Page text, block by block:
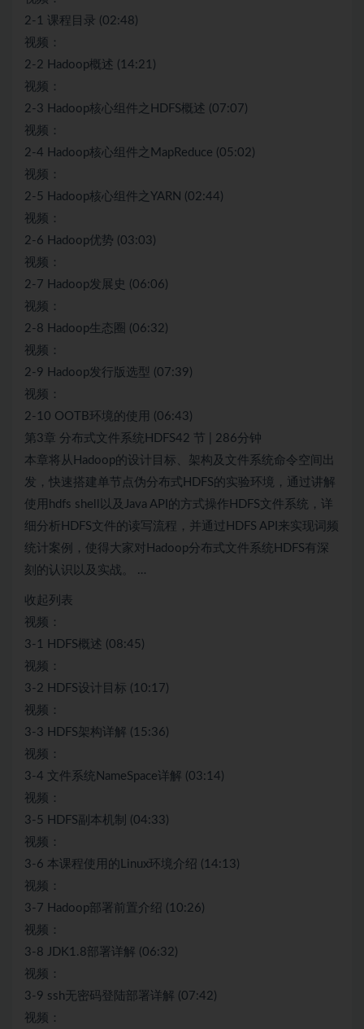
2-1 课程目录 (02:48)
视频：
2-2 Hadoop概述 (14:21)
视频：
2-3 Hadoop核心组件之HDFS概述 (07:07)
视频：
2-4 Hadoop核心组件之MapReduce (05:02)
视频：
2-5 Hadoop核心组件之YARN (02:44)
视频：
2-6 Hadoop优势 (03:03)
视频：
2-7 Hadoop发展史 (06:06)
视频：
2-8 Hadoop生态圈 (06:32)
视频：
2-9 Hadoop发行版选型 (07:39)
视频：
2-10 OOTB环境的使用 (06:43)
第3章 分布式文件系统HDFS42 节 | 286分钟
本章将从Hadoop的设计目标、架构及文件系统命令空间出
发，快速搭建单节点伪分布式HDFS的实验环境，通过讲解
使用hdfs shell以及Java API的方式操作HDFS文件系统，详
细分析HDFS文件的读写流程，并通过HDFS API来实现词频
统计案例，使得大家对Hadoop分布式文件系统HDFS有深
刻的认识以及实战。 …
收起列表
视频：
3-1 HDFS概述 (08:45)
视频：
3-2 HDFS设计目标 (10:17)
视频：
3-3 HDFS架构详解 (15:36)
视频：
3-4 文件系统NameSpace详解 (03:14)
视频：
3-5 HDFS副本机制 (04:33)
视频：
3-6 本课程使用的Linux环境介绍 (14:13)
视频：
3-7 Hadoop部署前置介绍 (10:26)
视频：
3-8 JDK1.8部署详解 (06:32)
视频：
3-9 ssh无密码登陆部署详解 (07:42)
视频：